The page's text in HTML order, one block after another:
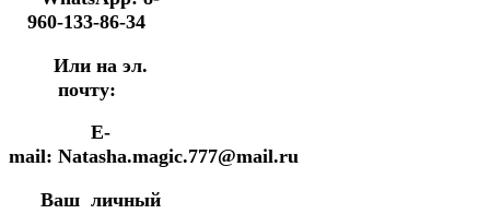
960-133-86-34
Или на эл.
почту:
E-
mail: Natasha.magic.777@mail.ru
Ваш личный